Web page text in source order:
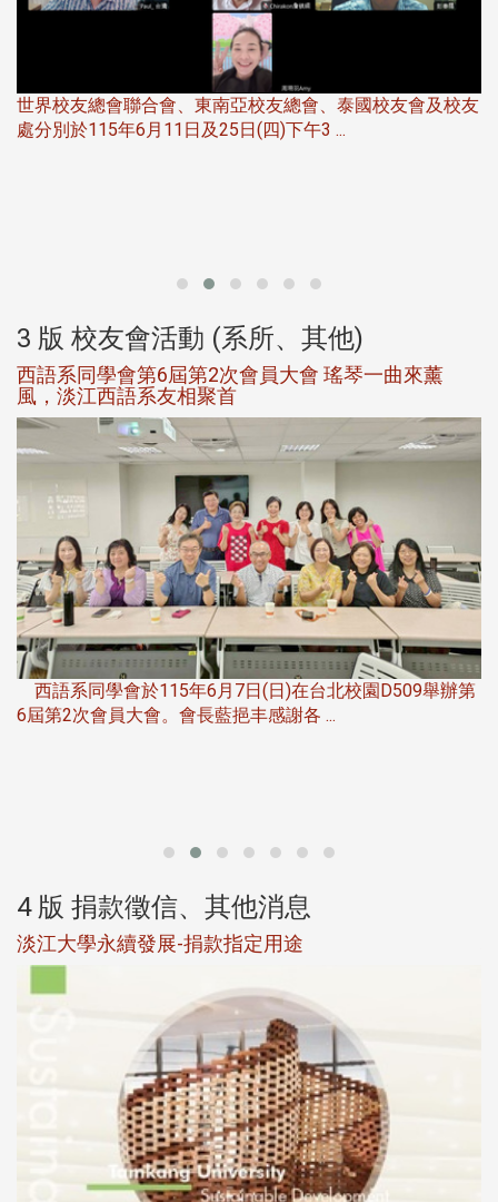
世界校友總會聯合會、東南亞校友總會、泰國校友會及校友
處分別於115年6月11日及25日(四)下午3 ...
3 版 校友會活動 (系所、其他)
西語系同學會第6屆第2次會員大會 瑤琴一曲來薰
風，淡江西語系友相聚首
西語系同學會於115年6月7日(日)在台北校園D509舉辦第
6屆第2次會員大會。會長藍挹丰感謝各 ...
4 版 捐款徵信、其他消息
淡江大學永續發展-捐款指定用途